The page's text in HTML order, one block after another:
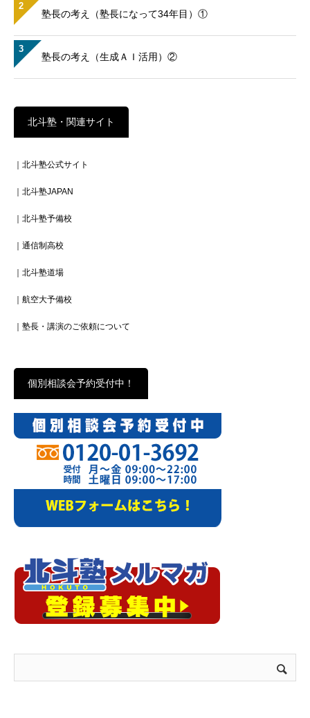
2
塾長の考え（塾長になって34年目）①
3
塾長の考え（生成ＡＩ活用）②
北斗塾・関連サイト
｜北斗塾公式サイト
｜北斗塾JAPAN
｜北斗塾予備校
｜通信制高校
｜北斗塾道場
｜航空大予備校
｜塾長・講演のご依頼について
個別相談会予約受付中！